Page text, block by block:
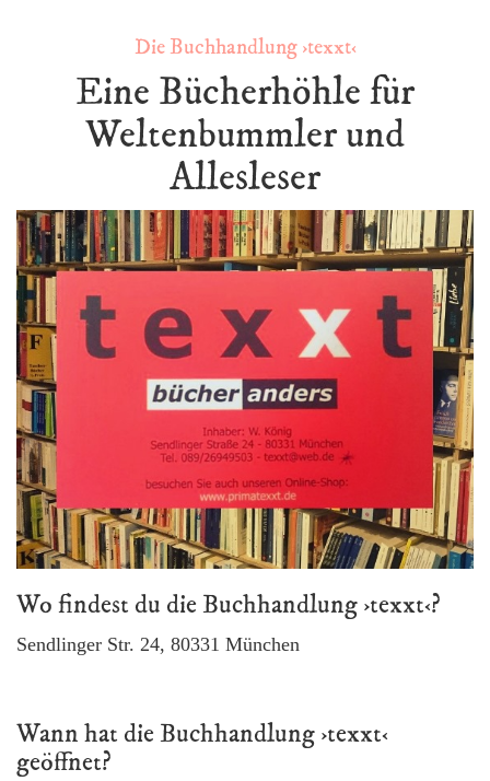
Die Buchhandlung ›texxt‹
Eine Bücherhöhle für
Weltenbummler und
Allesleser
Wo findest du die Buchhandlung ›texxt‹?
Sendlinger Str. 24, 80331 München
Wann hat die Buchhandlung ›texxt‹
geöffnet?